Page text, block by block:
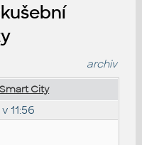
archiv
City
11:56